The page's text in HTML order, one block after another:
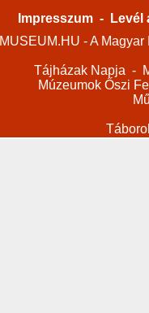
Impresszum -
Levél
MUSEUM.HU - A
Tájházak Napja -
Múzeumok Őszi